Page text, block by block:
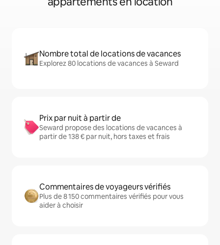
Nombre total de locations de vacances
Explorez 80 locations de vacances à Seward
Prix par nuit à partir de
Seward propose des locations de vacances à
partir de 138 € par nuit, hors taxes et frais
Commentaires de voyageurs vérifiés
Plus de 8 150 commentaires vérifiés pour vous
aider à choisir